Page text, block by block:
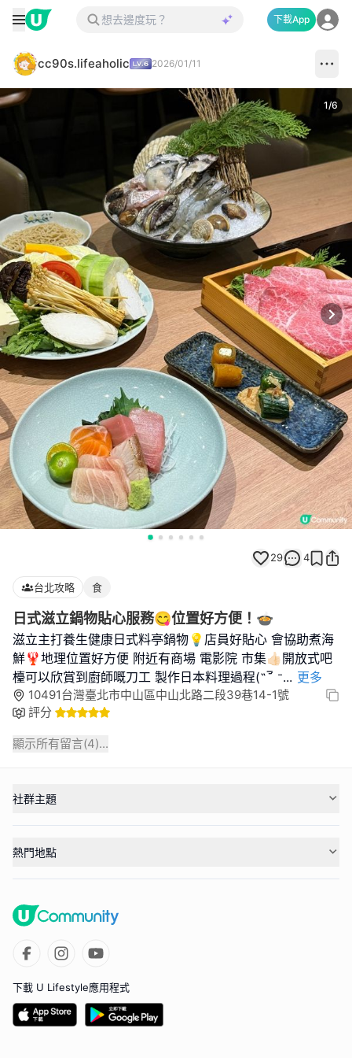
下載App
cc90s.lifeaholic 2026/01/11
1/6
29 4
台北攻略 食
日式滋立鍋物貼心服務😋位置好方便！🍲
滋立主打養生健康日式料亭鍋物💡店員好貼心 會協助煮海
鮮🦞地理位置好方便 附近有商場 電影院 市集👍🏻開放式吧
檯可以欣賞到廚師嘅刀工 製作日本料理過程(˶‾᷄ ⁻... 更多
10491台灣臺北市中山區中山北路二段39巷14-1號
評分
顯示所有留言(4)...
社群主題
熱門地點
下載 U Lifestyle應用程式